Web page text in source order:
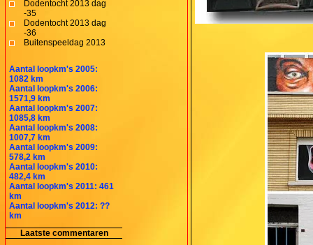
Dodentocht 2013 dag
-35
Dodentocht 2013 dag
-36
Buitenspeeldag 2013
Aantal loopkm's 2005:
1082 km
Aantal loopkm's 2006:
1571,9 km
Aantal loopkm's 2007:
1085,8 km
Aantal loopkm's 2008:
1007,7 km
Aantal loopkm's 2009:
578,2 km
Aantal loopkm's 2010:
482,4 km
Aantal loopkm's 2011: 461
km
Aantal loopkm's 2012: ??
km
Laatste commentaren